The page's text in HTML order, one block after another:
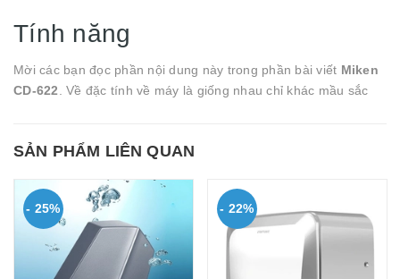
Tính năng
Mời các bạn đọc phần nội dung này trong phần bài viết Miken
CD-622. Về đặc tính về máy là giống nhau chỉ khác mầu sắc
SẢN PHẨM LIÊN QUAN
- 25% - 22%